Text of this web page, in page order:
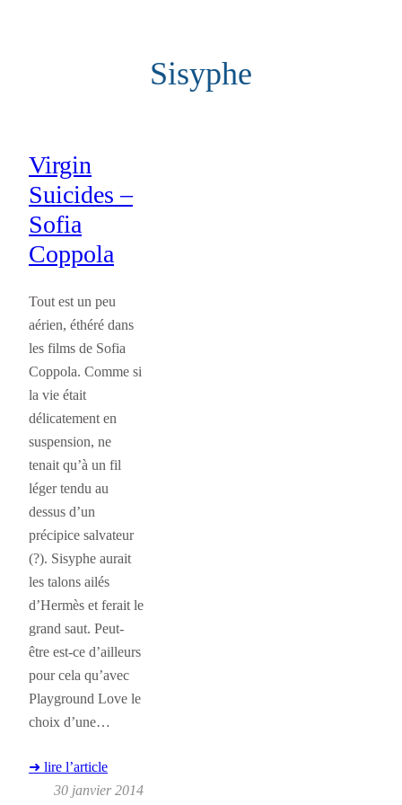
Sisyphe
Virgin
Suicides –
Sofia
Coppola
Tout est un peu
aérien, éthéré dans
les films de Sofia
Coppola. Comme si
la vie était
délicatement en
suspension, ne
tenait qu’à un fil
léger tendu au
dessus d’un
précipice salvateur
(?). Sisyphe aurait
les talons ailés
d’Hermès et ferait le
grand saut. Peut-
être est-ce d’ailleurs
pour cela qu’avec
Playground Love le
choix d’une…
➜ lire l’article
30 janvier 2014